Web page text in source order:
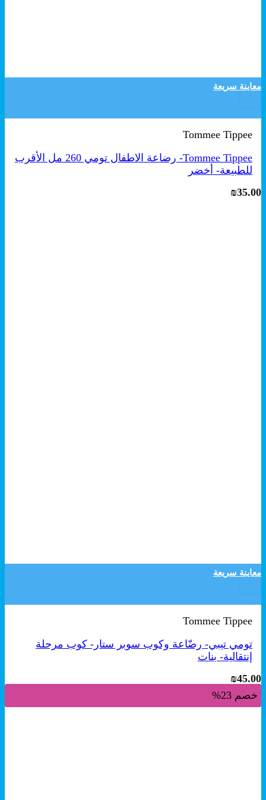
معاينة سريعة
Tommee Tippee
Tommee Tippee- رضاعة الاطفال تومي 260 مل الأقرب
للطبيعة- أخضر
₪35.00
معاينة سريعة
Tommee Tippee
تومي تيبي- رضّاعة وكوب سوبر ستار- كوب مرحلة
إنتقالية- بنات
₪45.00
خصم 23%